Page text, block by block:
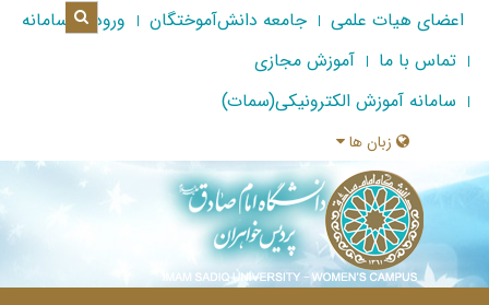
اعضای هیات علمی جامعه دانش‌آموختگان
ورود به سامانه
تماس با ما
آموزش مجازی
سامانه آموزش الکترونیکی(سمات)
زبان ها